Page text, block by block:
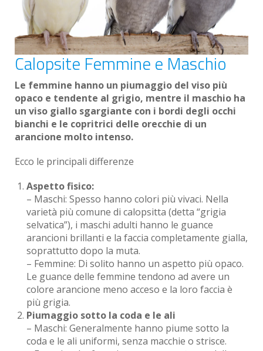
Calopsite Femmine e Maschio
Le femmine hanno un piumaggio del viso più
opaco e tendente al grigio, mentre il maschio ha
un viso giallo sgargiante con i bordi degli occhi
bianchi e le copritrici delle orecchie di un
arancione molto intenso.
Ecco le principali differenze
Aspetto fisico:
– Maschi: Spesso hanno colori più vivaci. Nella
varietà più comune di calopsitta (detta “grigia
selvatica”), i maschi adulti hanno le guance
arancioni brillanti e la faccia completamente gialla,
soprattutto dopo la muta.
– Femmine: Di solito hanno un aspetto più opaco.
Le guance delle femmine tendono ad avere un
colore arancione meno acceso e la loro faccia è
più grigia.
Piumaggio sotto la coda e le ali
– Maschi: Generalmente hanno piume sotto la
coda e le ali uniformi, senza macchie o strisce.